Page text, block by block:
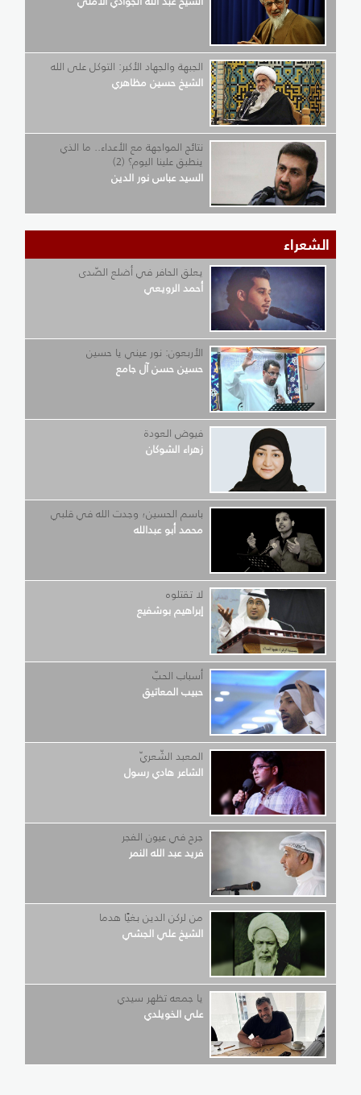
الجبهة والجهاد الأكبر: التوكل على الله
الشيخ حسين مظاهري
نتائج المواجهة مع الأعداء.. ما الذي
ينطبق علينا اليوم؟ (2)
السيد عباس نور الدين
الشعراء
يعلق الحافر في أضلع الصّدى
أحمد الرويعي
الأربعون: نور عيني يا حسين
حسين حسن آل جامع
فيوض العودة
زهراء الشوكان
باسم الحسين؛ وجدت الله في قلبي
محمد أبو عبدالله
لا تقتلوه
إبراهيم بوشفيع
أسباب الحبّ
حبيب المعاتيق
المعبد الشّعريّ
الشاعر هادي رسول
جرح في عيون الفجر
فريد عبد الله النمر
من لركن الدين بغيًا هدما
الشيخ علي الجشي
يا جمعه تظهر سيدي
علي الخويلدي